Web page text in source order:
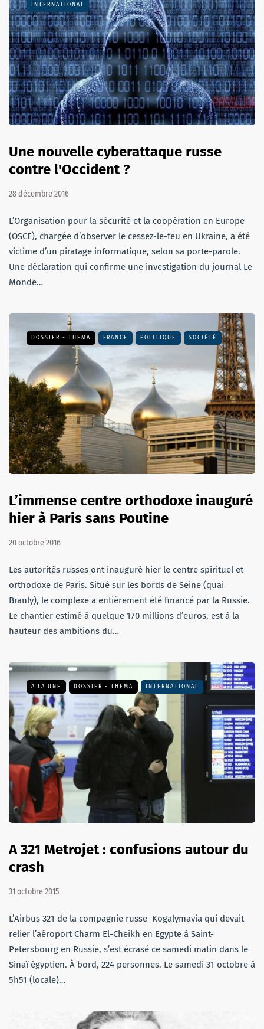
INTERNATIONAL
Une nouvelle cyberattaque russe
contre l'Occident ?
28 décembre 2016
L’Organisation pour la sécurité et la coopération en Europe
(OSCE), chargée d’observer le cessez-le-feu en Ukraine, a été
victime d’un piratage informatique, selon sa porte-parole.
Une déclaration qui confirme une investigation du journal Le
Monde…
DOSSIER - THEMA FRANCE POLITIQUE SOCIÉTÉ
L’immense centre orthodoxe inauguré
hier à Paris sans Poutine
20 octobre 2016
Les autorités russes ont inauguré hier le centre spirituel et
orthodoxe de Paris. Situé sur les bords de Seine (quai
Branly), le complexe a entièrement été financé par la Russie.
Le chantier estimé à quelque 170 millions d’euros, est à la
hauteur des ambitions du…
A LA UNE DOSSIER - THEMA INTERNATIONAL
A 321 Metrojet : confusions autour du
crash
31 octobre 2015
L’Airbus 321 de la compagnie russe Kogalymavia qui devait
relier l’aéroport Charm El-Cheikh en Egypte à Saint-
Petersbourg en Russie, s’est écrasé ce samedi matin dans le
Sinaï égyptien. À bord, 224 personnes. Le samedi 31 octobre à
5h51 (locale)…